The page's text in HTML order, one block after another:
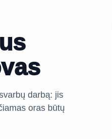
darbą: jis
oras būtų